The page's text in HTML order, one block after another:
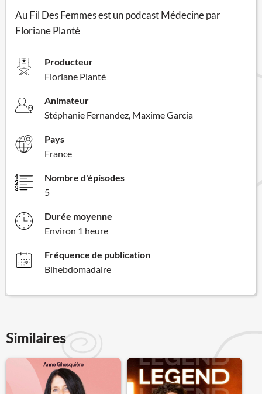
Au Fil Des Femmes est un podcast Médecine par
Floriane Planté
Producteur
Floriane Planté
Animateur
Stéphanie Fernandez, Maxime Garcia
Pays
France
Nombre d'épisodes
5
Durée moyenne
Environ 1 heure
Fréquence de publication
Bihebdomadaire
Similaires